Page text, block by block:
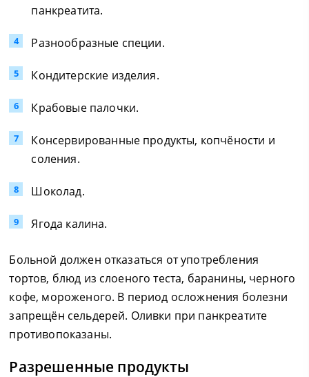
панкреатита.
Разнообразные специи.
Кондитерские изделия.
Крабовые палочки.
Консервированные продукты, копчёности и
соления.
Шоколад.
Ягода калина.
Больной должен отказаться от употребления
тортов, блюд из слоеного теста, баранины, черного
кофе, мороженого. В период осложнения болезни
запрещён сельдерей. Оливки при панкреатите
противопоказаны.
Разрешенные продукты